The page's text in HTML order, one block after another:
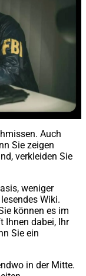
Auch
Sie zeigen
verkleiden Sie
weniger
Wiki.
können es im
Ihnen dabei, Ihr
Sie ein
in der Mitte.